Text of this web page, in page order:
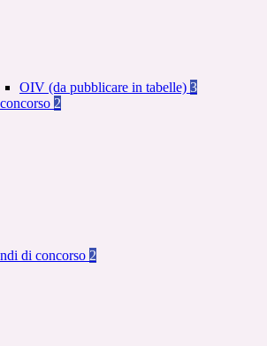
OIV (da pubblicare in tabelle) 3
2
di concorso 2